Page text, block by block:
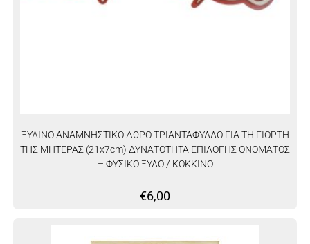
ΞΥΛΙΝΟ ΑΝΑΜΝΗΣΤΙΚΟ ΔΩΡΟ ΤΡΙΑΝΤΑΦΥΛΛΟ ΓΙΑ ΤΗ ΓΙΟΡΤΗ
ΤΗΣ ΜΗΤΕΡΑΣ (21x7cm) ΔΥΝΑΤΟΤΗΤΑ ΕΠΙΛΟΓΗΣ ΟΝΟΜΑΤΟΣ
– ΦΥΣΙΚΟ ΞΥΛΟ / ΚΟΚΚΙΝΟ
€6,00